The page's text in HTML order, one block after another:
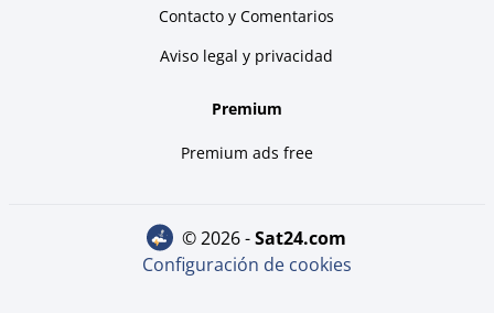
Contacto y Comentarios
Aviso legal y privacidad
Premium
Premium ads free
© 2026 - sat24.com
Configuración de cookies